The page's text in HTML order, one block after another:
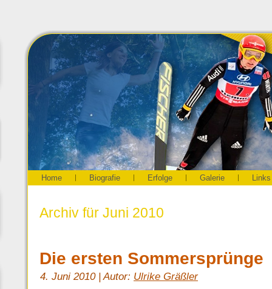
Home Biografie Erfolge Galerie Links
Archiv für Juni 2010
Die ersten Sommersprünge
4. Juni 2010 | Autor: Ulrike Gräßler